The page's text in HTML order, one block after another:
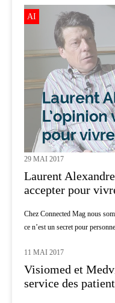
AI
29 MAI 2017
Laurent
accepter pour
Chez Connected Mag nous
ce n’est un secret pour
AI
11 MAI 2017
Visiomed et
service des